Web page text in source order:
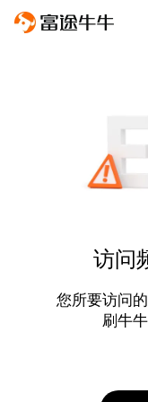
访问
您所要访问
刷牛